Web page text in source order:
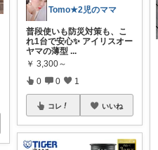
Tomo★2児のママ
普段使いも防災対策も、こ
れ1台で安心✨ アイリスオー
ヤマの薄型 ...
￥ 3,300～
0 0 1
コレ いいね